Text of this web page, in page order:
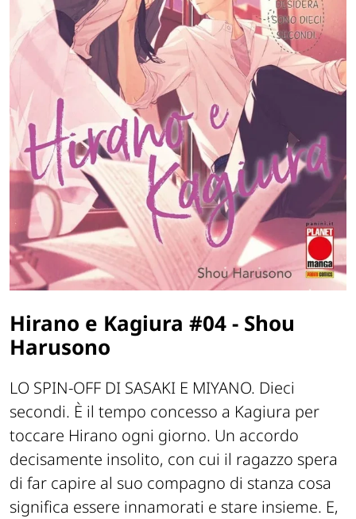
Hirano e Kagiura #04 - Shou
Harusono
LO SPIN-OFF DI SASAKI E MIYANO. Dieci
secondi. È il tempo concesso a Kagiura per
toccare Hirano ogni giorno. Un accordo
decisamente insolito, con cui il ragazzo spera
di far capire al suo compagno di stanza cosa
significa essere innamorati e stare insieme. E,